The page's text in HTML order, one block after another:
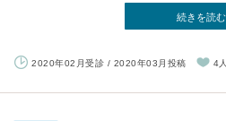
続きを読む
2020年02月受診 / 2020年03月投稿 4